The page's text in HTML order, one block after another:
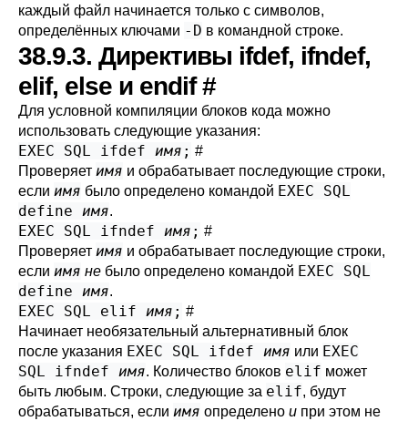
каждый файл начинается только с символов,
определённых ключами -D в командной строке.
38.9.3. Директивы ifdef, ifndef,
elif, else и endif#
Для условной компиляции блоков кода можно
использовать следующие указания:
EXEC SQL ifdef имя ; #
Проверяет имя и обрабатывает последующие строки,
если имя было определено командой EXEC SQL
define имя.
EXEC SQL ifndef имя ; #
Проверяет имя и обрабатывает последующие строки,
если имя не было определено командой EXEC SQL
define имя.
EXEC SQL elif имя ; #
Начинает необязательный альтернативный блок
после указания EXEC SQL ifdef имя или EXEC
SQL ifndef имя. Количество блоков elif может
быть любым. Строки, следующие за elif, будут
обрабатываться, если имя определено и при этом не